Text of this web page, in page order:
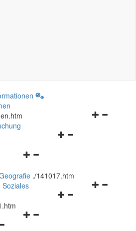
Navigationsmenü
Navigationsmenü
und
schließen
./141017.htm
Navigationsmenü
Soziales
Navigationsmenü